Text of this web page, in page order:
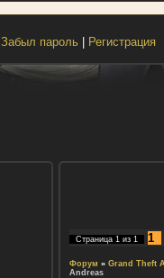
Забыл пароль
Регистрация
Страница 1из 1 1
Форум » Grand Theft
Andreas